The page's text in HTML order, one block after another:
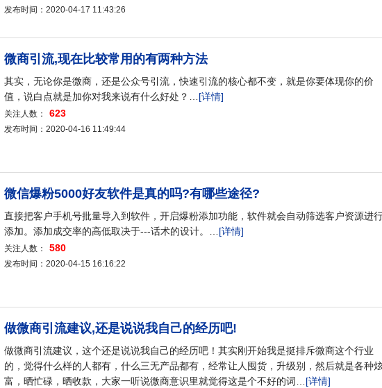
发布时间：2020-04-17 11:43:26
微商引流,现在比较常用的有两种方法
其实，无论你是微商，还是公众号引流，快速引流的核心都不变，就是你要体现你的价
值，说白点就是加你对我来说有什么好处？… [详情]
关注人数： 623
发布时间：2020-04-16 11:49:44
微信爆粉5000好友软件是真的吗?有哪些途径?
直接把客户手机号批量导入到软件，开启爆粉添加功能，软件就会自动筛选客户资源进
添加。添加成交率的高低取决于---话术的设计。… [详情]
关注人数： 580
发布时间：2020-04-15 16:16:22
做微商引流建议,还是说说我自己的经历吧!
做微商引流建议，这个还是说说我自己的经历吧！其实刚开始我是挺排斥微商这个行业
的，觉得什么样的人都有，什么三无产品都有，经常让人囤货，升级别，然后就是各种
富，晒忙碌，晒收款，大家一听说微商意识里就觉得这是个不好的词… [详情]